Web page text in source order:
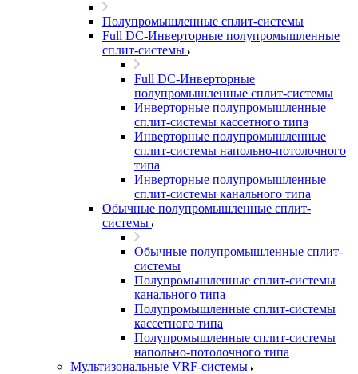
Полупромышленные сплит-системы
Full DC-Инверторные полупромышленные
сплит-системы
Full DC-Инверторные
полупромышленные сплит-системы
Инверторные полупромышленные
сплит-системы кассетного типа
Инверторные полупромышленные
сплит-системы напольно-потолочного
типа
Инверторные полупромышленные
сплит-системы канального типа
Обычные полупромышленные сплит-
системы
Обычные полупромышленные сплит-
системы
Полупромышленные сплит-системы
канального типа
Полупромышленные сплит-системы
кассетного типа
Полупромышленные сплит-системы
напольно-потолочного типа
Мультизональные VRF-системы